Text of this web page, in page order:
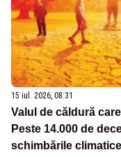
15 iul. 2026, 08:31
Valul de căldură
Peste 14.000 de
schimbările climatice